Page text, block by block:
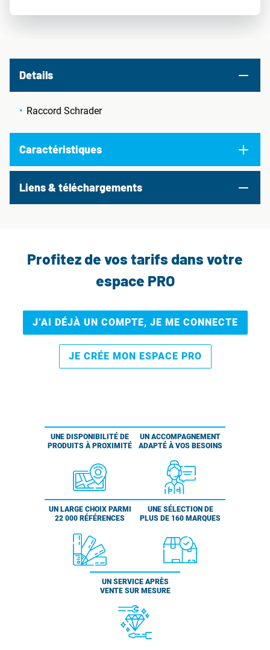
Details
Raccord Schrader
Caractéristiques
Liens & téléchargements
Profitez de vos tarifs dans votre
espace PRO
J’AI DÉJÀ UN COMPTE, JE ME CONNECTE
JE CRÉE MON ESPACE PRO
UNE DISPONIBILITÉ DE
PRODUITS À PROXIMITÉ
UN ACCOMPAGNEMENT
ADAPTÉ À VOS BESOINS
UN LARGE CHOIX PARMI
22 000 RÉFÉRENCES
UNE SÉLECTION DE
PLUS DE 160 MARQUES
UN SERVICE APRÈS
VENTE SUR MESURE